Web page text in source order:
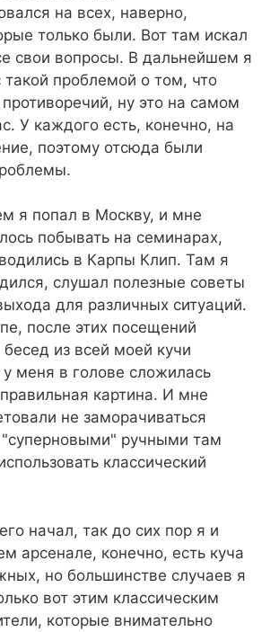
на всех, наверно,
только были. Вот там искал
свои вопросы. В дальнейшем я
такой проблемой о том, что
ну это на самом
У каждого есть, конечно, на
поэтому отсюда были
я попал в Москву, и мне
побывать на семинарах,
в Карпы Клип. Там я
слушал полезные советы
для различных ситуаций.
после этих посещений
из всей моей кучи
меня в голове сложилась
картина. И мне
не заморачиваться
ручными там
классический
начал, так до сих пор я и
арсенале, конечно, есть куча
но большинстве случаев я
вот этим классическим
которые внимательно